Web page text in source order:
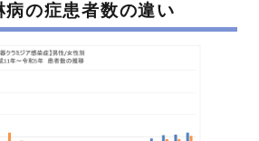
病の症患者数の違い